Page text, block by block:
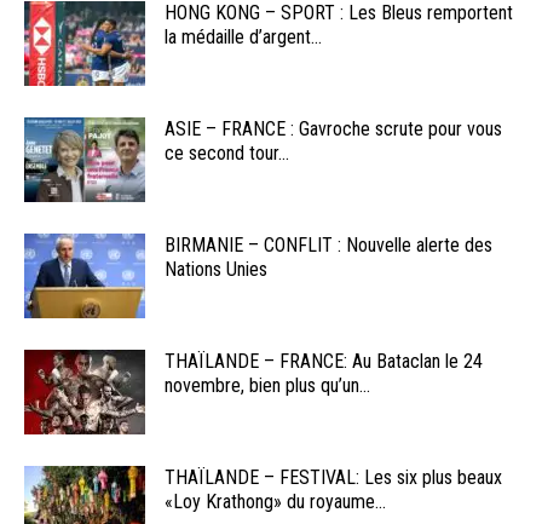
HONG KONG – SPORT : Les Bleus remportent
la médaille d’argent...
ASIE – FRANCE : Gavroche scrute pour vous
ce second tour...
BIRMANIE – CONFLIT : Nouvelle alerte des
Nations Unies
THAÏLANDE – FRANCE: Au Bataclan le 24
novembre, bien plus qu’un...
THAÏLANDE – FESTIVAL: Les six plus beaux
«Loy Krathong» du royaume...